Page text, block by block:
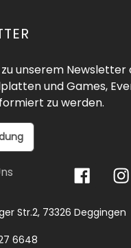
unserem Newsletter
und Games,
zu werden.
Str.2, 73326 Deggingen
6648